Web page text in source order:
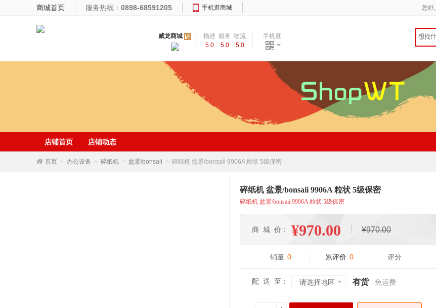
商城首页 服务热线： 0898-68591205 手机逛商城 您好,
威龙商城
描述
相符
5.0
服务
态度
5.0
物流
速度
5.0
手机逛
店铺首页 店铺动态
首页 > 办公设备 > 碎纸机 > 盆景/bonsaii > 碎纸机 盆景/bonsaii 9906A 粒状 5级保密
碎纸机 盆景/bonsaii 9906A 粒状 5级保密
碎纸机 盆景/bonsaii 9906A 粒状 5级保密
商 城 价： ¥970.00 ¥970.00
销量 0 累评价 0 评分
配 送 至： 请选择地区 有货 免运费